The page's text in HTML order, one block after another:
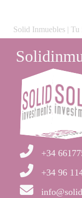
Solid Inmuebles |
+34
+34 96